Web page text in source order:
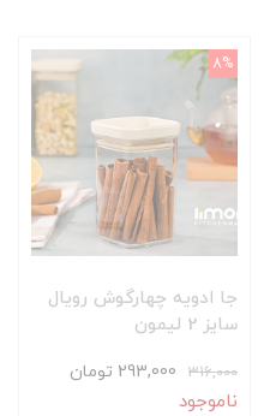
جا ادویه چهارگوش رویال
سایز 2 لیمون
316,000 293,000 تومان
8%
ناموجود